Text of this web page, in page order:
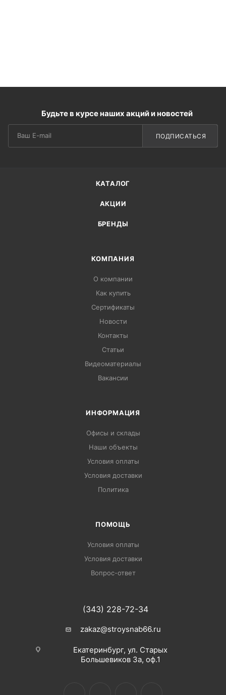
Будьте в курсе наших акций и новостей
ПОДПИСАТЬСЯ
КАТАЛОГ
АКЦИИ
БРЕНДЫ
КОМПАНИЯ
О компании
Как купить
Сертификаты
Новости
Контакты
Статьи
Видеоматериалы
Вакансии
ИНФОРМАЦИЯ
Офисы и склады
Наши объекты
Условия оплаты
Условия доставки
Политика
ПОМОЩЬ
Условия оплаты
Условия доставки
Вопрос-ответ
(343) 228-72-34
zakaz@stroysnab66.ru
Екатеринбург, ул. Старых
Большевиков 3а, оф.1